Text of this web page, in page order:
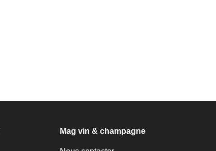
Mag vin & champagne